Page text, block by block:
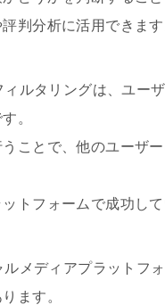
判分析に活用できます
ルタリングは、ユー
。
ことで、他のユーザ
トフォームで成功して
メディアプラットフ
ます。